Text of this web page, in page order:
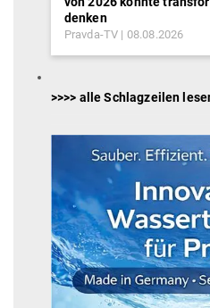
denken
Pravda-TV 08.08.2026
>>>> alle Schlagzeilen